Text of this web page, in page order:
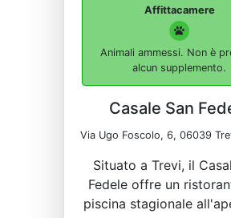
Affittacamere
Animali ammessi. Non è
alcun supplemento.
Casale San
Via Ugo Foscolo, 6, 06039
Situato a Trevi, il
Fedele offre un
piscina stagionale